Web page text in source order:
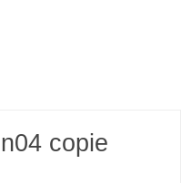
copie